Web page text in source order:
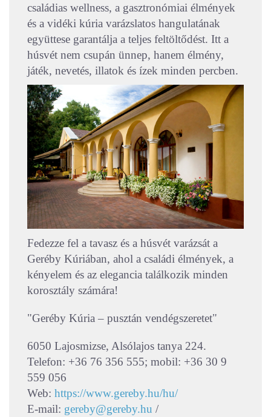
családias wellness, a gasztronómiai élmények
és a vidéki kúria varázslatos hangulatának
együttese garantálja a teljes feltöltődést. Itt a
húsvét nem csupán ünnep, hanem élmény,
játék, nevetés, illatok és ízek minden percben.
Fedezze fel a tavasz és a húsvét varázsát a
Geréby Kúriában, ahol a családi élmények, a
kényelem és az elegancia találkozik minden
korosztály számára!
"Geréby Kúria – pusztán vendégszeretet"
6050 Lajosmizse, Alsólajos tanya 224.
Telefon: +36 76 356 555; mobil: +36 30 9
559 056
Web: https://www.gereby.hu/hu/
E-mail: gereby@gereby.hu /